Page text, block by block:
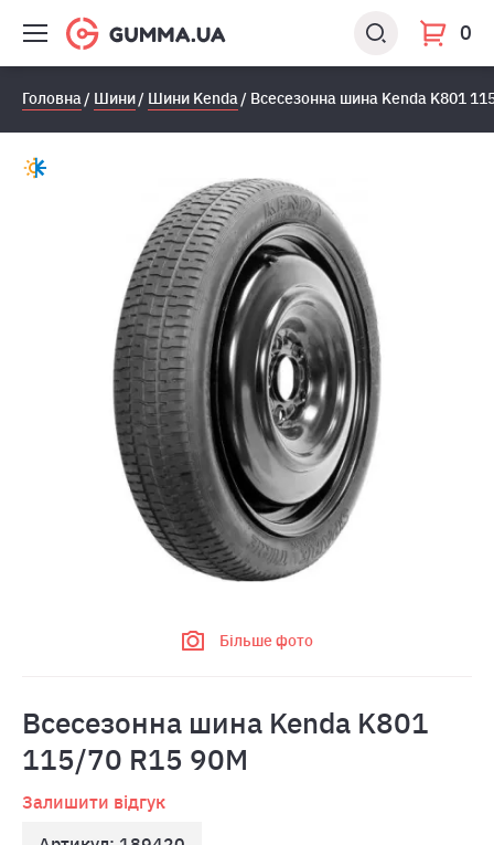
0
Головна Шини Шини Kenda Всесезонна шина Kenda K801
Більше фото
Всесезонна шина Kenda K801
115/70 R15 90M
Залишити відгук